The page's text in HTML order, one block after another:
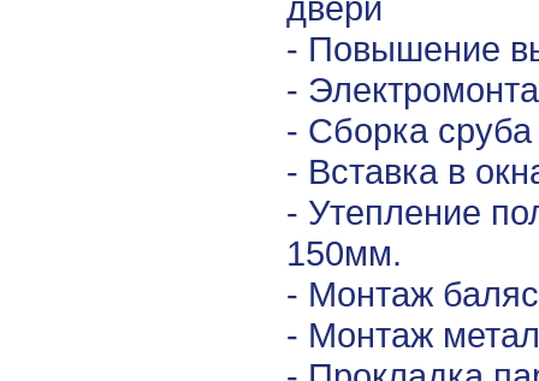
- Повышение
-
- Сборка
- Вставка в
- Утепление
150мм.
- Монтаж
- Монтаж